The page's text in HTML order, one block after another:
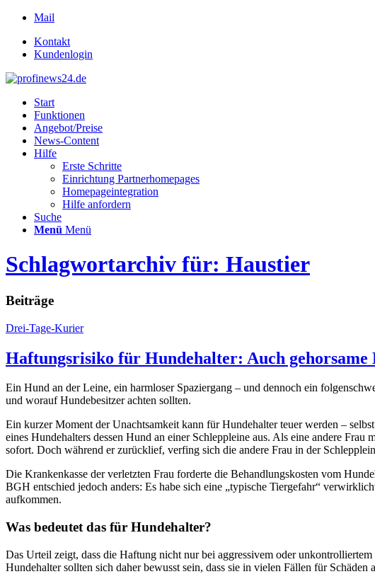
Mail
Kontakt
Kundenlogin
Start
Funktionen
Angebot/Preise
News-Content
Hilfe
Erste Schritte
Einrichtung Partnerhomepages
Homepageintegration
Hilfe anfordern
Suche
Menü Menü
Schlagwortarchiv für: Haustier
Beiträge
Drei-Tage-Kurier
Haftungsrisiko für Hundehalter: Auch gehorsame
Ein Hund an der Leine, ein harmloser Spaziergang – und dennoch ein
und worauf Hundebesitzer achten sollten.
Ein kurzer Moment der Unachtsamkeit kann für Hundehalter teuer werden –
eines Hundehalters dessen Hund an einer Schleppleine aus. Als eine andere
sofort. Doch während er zurücklief, verfing sich die andere Frau in der
Die Krankenkasse der verletzten Frau forderte die Behandlungskosten vom
BGH entschied jedoch anders: Es habe sich eine „typische Tiergefahr“
aufkommen.
Was bedeutet das für Hundehalter?
Das Urteil zeigt, dass die Haftung nicht nur bei aggressivem oder
Hundehalter sollten sich daher bewusst sein, dass sie in vielen Fällen für